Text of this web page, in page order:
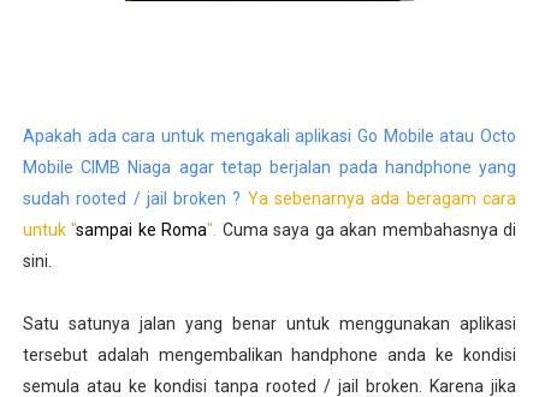
Apakah ada cara untuk mengakali aplikasi Go Mobile atau Octo
Mobile CIMB Niaga agar tetap berjalan pada handphone yang
sudah rooted / jail broken ? Ya sebenarnya ada beragam cara
untuk "sampai ke Roma". Cuma saya ga akan membahasnya di
sini.
Satu satunya jalan yang benar untuk menggunakan aplikasi
tersebut adalah mengembalikan handphone anda ke kondisi
semula atau ke kondisi tanpa rooted / jail broken. Karena jika